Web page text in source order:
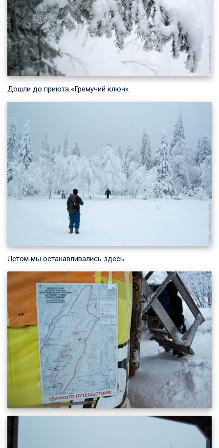
Дошли до приюта «Гремучий ключ».
Летом мы останавливались здесь.